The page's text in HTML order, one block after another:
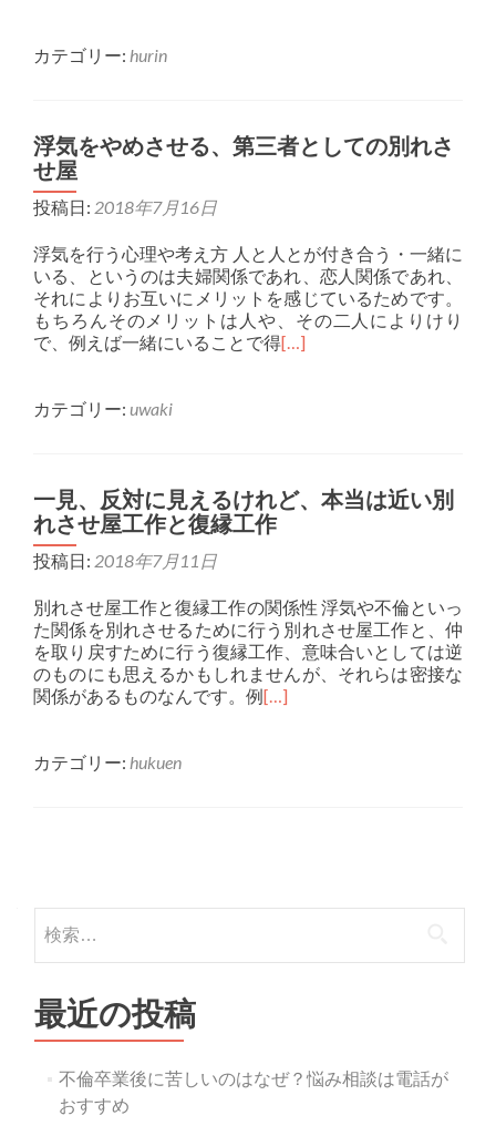
カテゴリー: hurin
浮気をやめさせる、第三者としての別れさ
せ屋
投稿日: 2018年7月16日
浮気を行う心理や考え方 人と人とが付き合う・一緒に
いる、というのは夫婦関係であれ、恋人関係であれ、
それによりお互いにメリットを感じているためです。
もちろんそのメリットは人や、その二人によりけり
で、例えば一緒にいることで得[…]
カテゴリー: uwaki
一見、反対に見えるけれど、本当は近い別
れさせ屋工作と復縁工作
投稿日: 2018年7月11日
別れさせ屋工作と復縁工作の関係性 浮気や不倫といっ
た関係を別れさせるために行う別れさせ屋工作と、仲
を取り戻すために行う復縁工作、意味合いとしては逆
のものにも思えるかもしれませんが、それらは密接な
関係があるものなんです。例[…]
カテゴリー: hukuen
検索:
最近の投稿
不倫卒業後に苦しいのはなぜ？悩み相談は電話が
おすすめ